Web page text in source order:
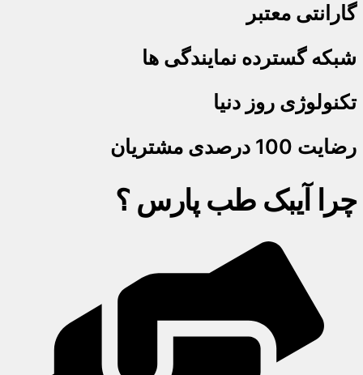
گارانتی معتبر
شبکه گسترده نمایندگی ها
تکنولوژی روز دنیا
رضایت 100 درصدی مشتریان
چرا آیبک طب پارس ؟